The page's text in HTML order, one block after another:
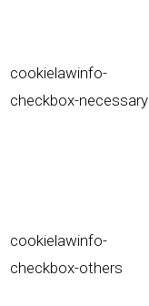
cookielawinfo-
checkbox-necessary
cookielawinfo-
checkbox-others